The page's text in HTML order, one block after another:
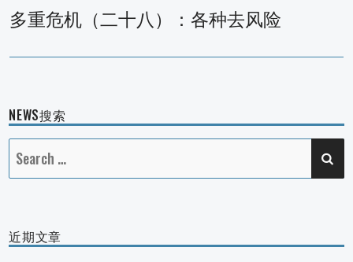
Next
多重危机（二十八）：各种去风险
NEWS搜索
Search
for:
近期文章